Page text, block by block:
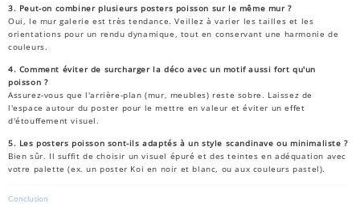
3. Peut-on combiner plusieurs posters poisson sur le même mur ?
Oui, le mur galerie est très tendance. Veillez à varier les tailles et les
orientations pour un rendu dynamique, tout en conservant une harmonie de
couleurs.
4. Comment éviter de surcharger la déco avec un motif aussi fort qu'un
poisson ?
Assurez-vous que l'arrière-plan (mur, meubles) reste sobre. Laissez de
l'espace autour du poster pour le mettre en valeur et éviter un effet
d'étouffement visuel.
5. Les posters poisson sont-ils adaptés à un style scandinave ou minimaliste ?
Bien sûr. Il suffit de choisir un visuel épuré et des teintes en adéquation avec
votre palette (ex. un poster Koi en noir et blanc, ou aux couleurs pastel).
Conclusion